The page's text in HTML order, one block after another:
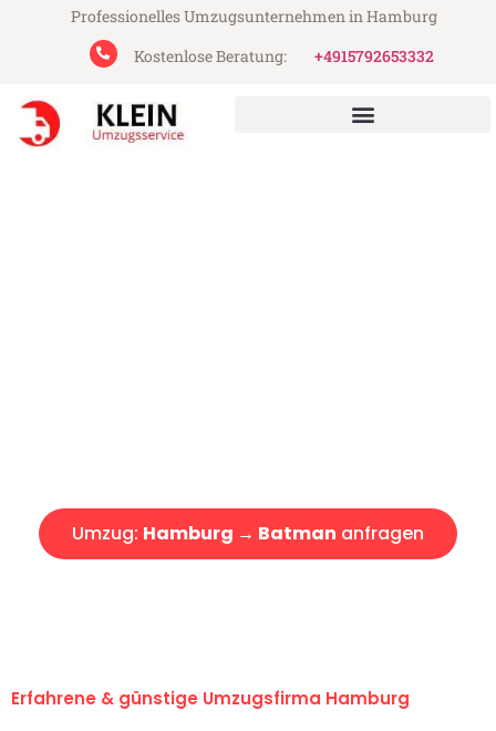
Professionelles Umzugsunternehmen in Hamburg
Kostenlose Beratung:
+4915792653332
Umzug: Hamburg → Batman anfragen
Erfahrene & günstige Umzugsfirma Hamburg